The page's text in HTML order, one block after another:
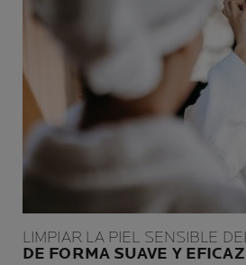
LIMPIAR LA PIEL SENSIBLE
DE FORMA SUAVE Y EFICAZ